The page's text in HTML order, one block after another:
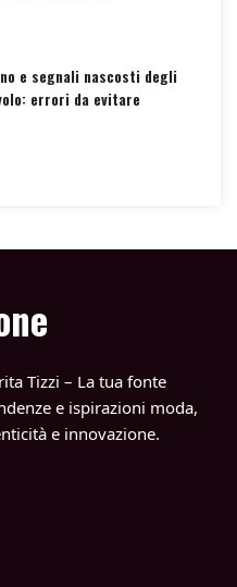
e segnali nascosti degli
errori da evitare
Tizzi – La tua fonte
e ispirazioni moda,
e innovazione.